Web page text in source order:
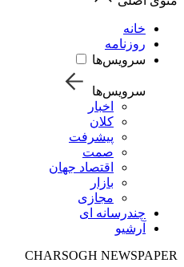
خانه
روزنامه
سرویس‌ها
سرویس‌ها
اخبار
کلان
پیشرفت
صمت
اقتصاد جهان
بازار
مجازی
چندرسانه ای
آرشیو
CHARSOGH NEWSPAPER